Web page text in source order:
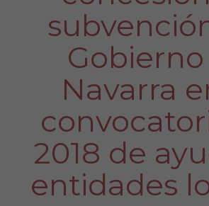
Navarra
2018 de
entidades